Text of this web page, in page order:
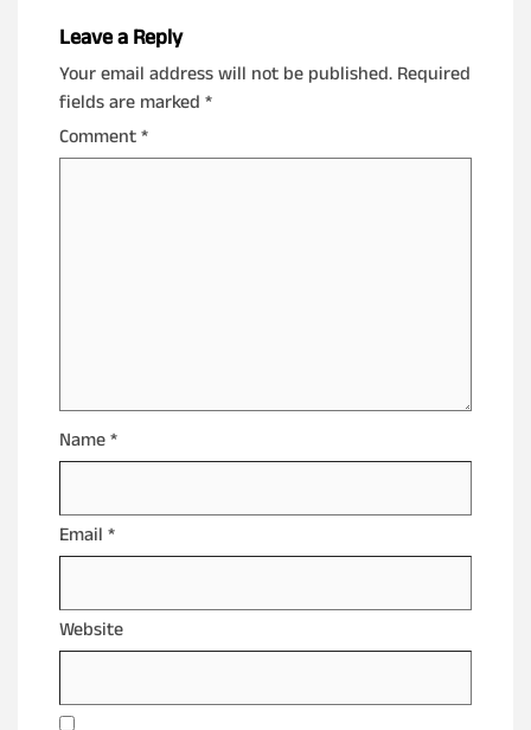
Leave a Reply
Your email address will not be published. Required
fields are marked *
Comment*
Name*
Email *
Website